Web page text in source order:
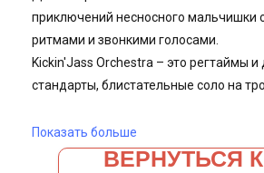
ВЕРНУТЬСЯ К